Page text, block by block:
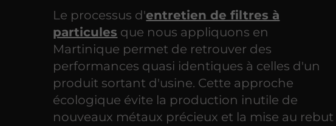
Le processus d'entretien de filtres à
particules que nous appliquons en
Martinique permet de retrouver des
performances quasi identiques à celles d'un
produit sortant d'usine. Cette approche
écologique évite la production inutile de
nouveaux métaux précieux et la mise au rebut